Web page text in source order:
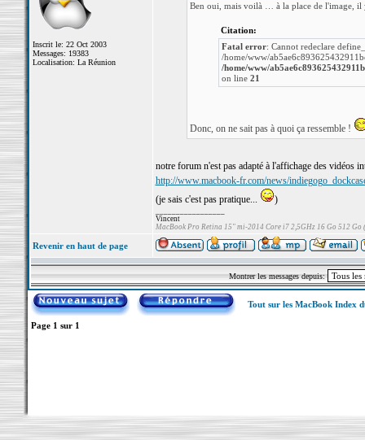
Inscrit le: 22 Oct 2003
Messages: 19383
Localisation: La Réunion
Ben oui, mais voilà … à la place de l'image, il
Citation:
Fatal error: Cannot redeclare
/home/www/
/home/www/
on line 21
Donc, on ne sait pas à quoi ça ressemble !
notre forum n'est pas adapté à l'affichage des vidéos
http://www.macbook-fr.com/news/
(je sais c'est pas pratique...
)
Vincent
MacBook Pro Retina 15" mi-2014 Core i7 2,5GHz 16 Go 512 Go
Revenir en haut de page
Montrer les messages depuis:
Tout sur les MacBook Index
Page 1 sur 1